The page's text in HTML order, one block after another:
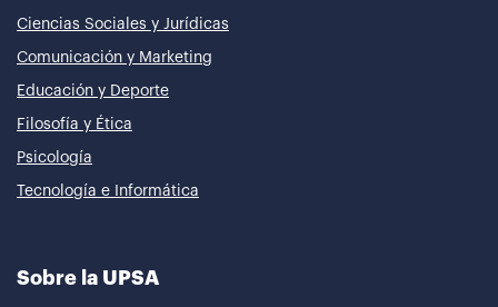
Ciencias Sociales y Jurídicas
Comunicación y Marketing
Educación y Deporte
Filosofía y Ética
Psicología
Tecnología e Informática
Sobre la UPSA